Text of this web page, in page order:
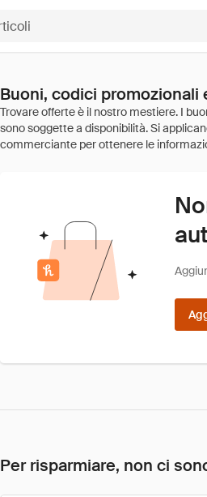
Buoni, codici promozionali
Per risparmiare, non ci